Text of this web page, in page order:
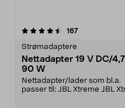
167anmeldelser
Strømadaptere
Nettadapter 19 V DC/
90 W
Nettadapter/lader som bl.a.
passer til: JBL Xtreme JBL
5.0 av 5 stjerner